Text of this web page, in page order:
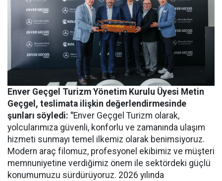
Enver Geçgel Turizm Yönetim Kurulu Üyesi Metin
Geçgel , teslimata ilişkin değerlendirmesinde
şunları söyledi: "Enver Geçgel Turizm olarak,
yolcularımıza güvenli, konforlu ve zamanında ulaşım
hizmeti sunmayı temel ilkemiz olarak benimsiyoruz.
Modern araç filomuz, profesyonel ekibimiz ve müşteri
memnuniyetine verdiğimiz önem ile sektördeki güçlü
konumumuzu sürdürüyoruz. 2026 yılında